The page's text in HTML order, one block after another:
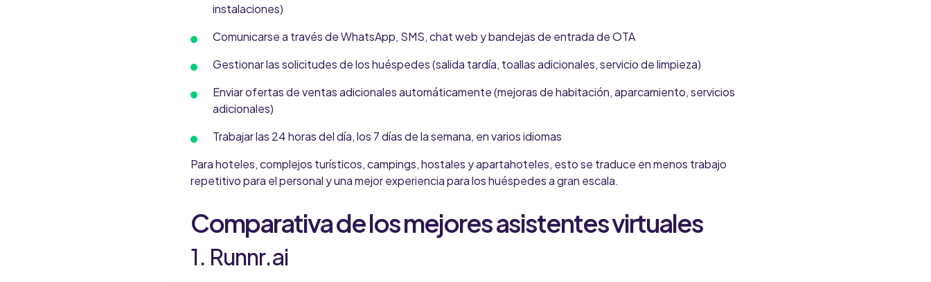
instalaciones)
Comunicarse a través de WhatsApp, SMS, chat web y bandejas de entrada de OTA
Gestionar las solicitudes de los huéspedes (salida tardía, toallas adicionales, servicio de limpieza)
Enviar ofertas de ventas adicionales automáticamente (mejoras de habitación, aparcamiento, servicios
adicionales)
Trabajar las 24 horas del día, los 7 días de la semana, en varios idiomas
Para hoteles, complejos turísticos, campings, hostales y apartahoteles, esto se traduce enmenos trabajo
repetitivo para el personal y una mejor experiencia para los huéspedes a gran escala.
Comparativa de los mejores asistentes virtuales
1. Runnr.ai